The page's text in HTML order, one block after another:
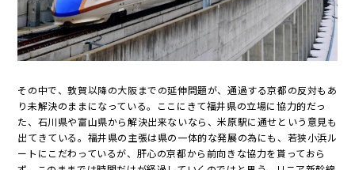
その中で、敦賀以降の大阪までの延伸問題が、通過する京都の反対もあ
り未解決のままになっている。ここにきて福井県の立場に協力的だっ
た、石川県や富山県から解決出来ないなら、米原駅に通せという意見も
出てきている。福井県の主張は県の一体的な発展の為にも、若狭小浜ル
ートにこだわっているが、肝心の京都から前向きな協力を貰っておら